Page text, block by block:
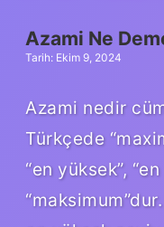
Azami Ne
Tarih: Ekim 9, 2024
Azami nedir
Türkçede
“en yüksek”,